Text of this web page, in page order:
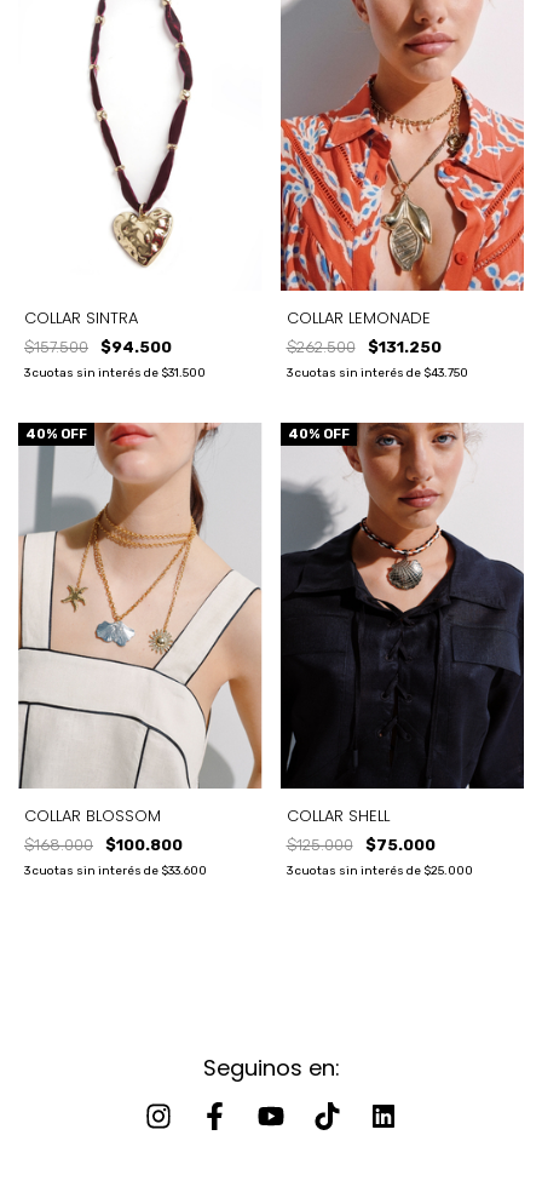
COLLAR SINTRA
$157.500 $94.500
3cuotas sin interés de $31.500
COLLAR LEMONADE
$262.500 $131.250
3 cuotas sin interés de $43.750
40% OFF
COLLAR BLOSSOM
$168.000 $100.800
3cuotas sin interés de $33.600
40% OFF
COLLAR SHELL
$125.000 $75.000
3 cuotas sin interés de $25.000
Seguinos en: